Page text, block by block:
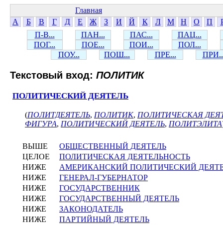
Главная
А
Б В Г Д Е Ж З И Й К Л М Н О П
П-В...
ПАН... ПАС...
ПАЦ...
ПОГ...
ПОЕ... ПОИ...
ПОЛ...
ПОУ...
ПОШ... ПРЕ...
Текстовый вход: ПОЛИТИК
ПОЛИТИЧЕСКИЙ ДЕЯТЕЛЬ
(ПОЛИТДЕЯТЕЛЬ, ПОЛИТИК, ПОЛИТИЧЕСКАЯ
ФИГУРА, ПОЛИТИЧЕСКИЙ ДЕЯТЕЛЬ, ПОЛИТЭЛИТА
ВЫШЕ
ОБЩЕСТВЕННЫЙ ДЕЯТЕЛЬ
ЦЕЛОЕ
ПОЛИТИЧЕСКАЯ ДЕЯТЕЛЬНОСТЬ
НИЖЕ
АМЕРИКАНСКИЙ ПОЛИТИЧЕСКИЙ
НИЖЕ
ГЕНЕРАЛ-ГУБЕРНАТОР
НИЖЕ
ГОСУДАРСТВЕННИК
НИЖЕ
ГОСУДАРСТВЕННЫЙ ДЕЯТЕЛЬ
НИЖЕ
ЗАКОНОДАТЕЛЬ
НИЖЕ
ПАРТИЙНЫЙ ДЕЯТЕЛЬ